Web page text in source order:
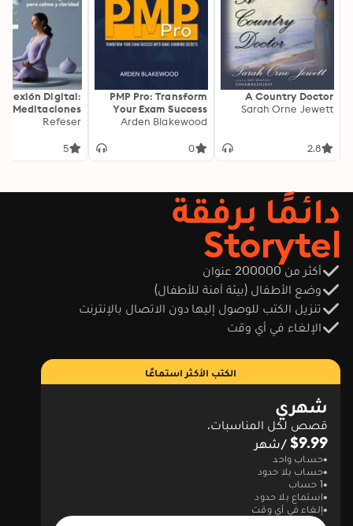
A Country Doctor
Sarah Orne Jewett
2.8
PMP Pro: Transform
Your Exam Success
with Game-Changing
PMP exam results!
performance on test
day."
Arden Blakewood
0
Digital:
Meditaciones
para Calma y
Refeser
5
دائمًا برفقة
Storytel
أكثر من 200000 عنوان
وضع الأطفال (بيئة آمنة للأطفال)
تنزيل الكتب للوصول إليها دون الاتصال بالإنترنت
الإلغاء في أي وقت
الكتب الأكثر استماعًا
شهري
قصص لكل المناسبات.
$9.99 /شهر
حساب واحد
حساب بلا حدود
1 حساب
استماع بلا حدود
إلغاء في أي وقت